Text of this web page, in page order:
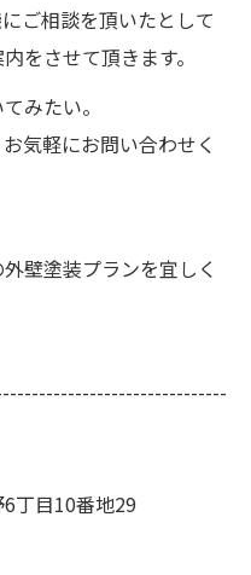
ご相談を頂いたとして
をさせて頂きます。
みたい。
気軽にお問い合わせく
壁塗装プランを宜しく
丁目10番地29